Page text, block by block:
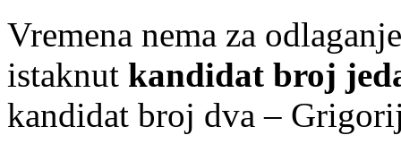
Vremena nema za
istaknut kandidat broj
kandidat broj dva –